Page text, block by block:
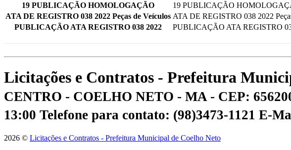
19 PUBLICAÇÃO HOMOLOGAÇÃO
19 PUBLICAÇÃO
ATA DE REGISTRO 038 2022 Peças de Veículos ATA DE REGISTRO 038 2022
PUBLICAÇÃO ATA REGISTRO 038 2022
PUBLICAÇÃO ATA REGISTRO
Licitações e Contratos - Prefeitura
CENTRO - COELHO NETO - MA - CEP:
13:00 Telefone para contato: (98)3473-1121 E-
2026 © Licitações e Contratos - Prefeitura Municipal de Coelho Neto